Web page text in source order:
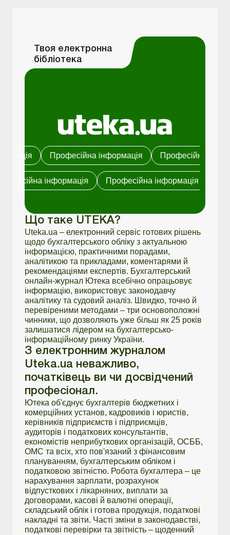
Твоя електронна
бібліотека
Професійна інформація Професійна інформація
Професійна інформація Професійна
Що таке UTEKA?
Uteka.ua – електронний сервіс готових рішень
щодо бухгалтерського обліку з актуальною
інформацією, практичними порадами,
аналітикою та прикладами, коментарями й
рекомендаціями експертів. Бухгалтерський
онлайн-журнал Ютека всебічно опрацьовує
інформацію, використовує законодавчу
аналітику та судовий аналіз. Швидко, точно й
перевіреними методами – три основоположні
чинники, що дозволяють уже більш як 25 років
залишатися лідером на бухгалтерсько-
інформаційному ринку України.
З електронним журналом
Uteka.ua неважливо,
початківець ви чи досвідчений
професіонал.
Ютека об'єднує бухгалтерів бюджетних і
комерційних установ, кадровиків і юристів,
керівників підприємств і підприємців,
аудиторів і податкових консультантів,
економістів неприбуткових організацій, ОСББ,
ОМС та всіх, хто пов'язаний з фінансовим
плануванням, бухгалтерським обліком і
податковою звітністю. Робота бухгалтера – це
нарахування зарплати, розрахунок
відпусткових і лікарняних, виплати за
договорами, касові й валютні операції,
складський облік і готова продукція, податкові
накладні та звіти. Часті зміни в законодавстві,
податкові перевірки та звітність – щоденний